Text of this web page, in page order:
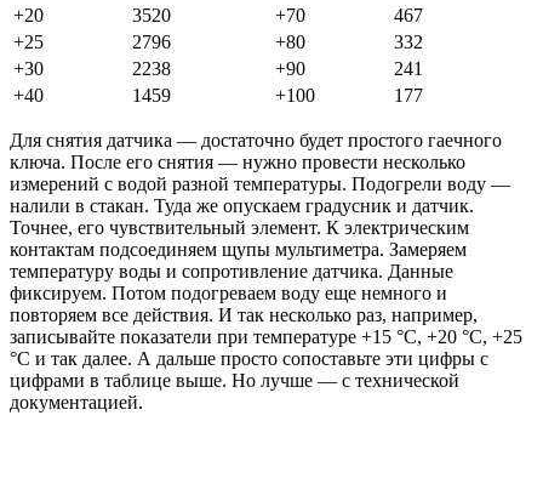
+20
3520 +70
467
+25
2796 +80
332
+30
2238 +90
241
+40
1459 +100 177
Для снятия датчика — достаточно будет простого гаечного
ключа. После его снятия — нужно провести несколько
измерений с водой разной температуры. Подогрели воду —
налили в стакан. Туда же опускаем градусник и датчик.
Точнее, его чувствительный элемент. К электрическим
контактам подсоединяем щупы мультиметра. Замеряем
температуру воды и сопротивление датчика. Данные
фиксируем. Потом подогреваем воду еще немного и
повторяем все действия. И так несколько раз, например,
записывайте показатели при температуре +15 °С, +20 °С, +25
°С и так далее. А дальше просто сопоставьте эти цифры с
цифрами в таблице выше. Но лучше — с технической
документацией.